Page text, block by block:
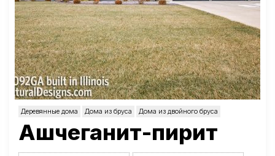
Деревянные дома Дома из бруса Дома из двойного бруса
Ашчеганит-пирит